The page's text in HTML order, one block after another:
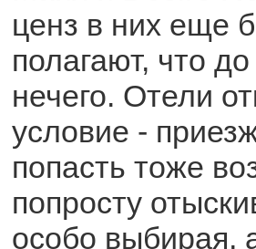
ценз в них еще
полагают, что
нечего. Отели
условие -
попасть тоже
попросту
особо выбирая,